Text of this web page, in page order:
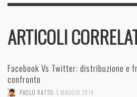
ARTICOLI
Facebook Vs Twitter: distribuzione e
confronto
PAOLO RATTO 5 MAGGIO 2014